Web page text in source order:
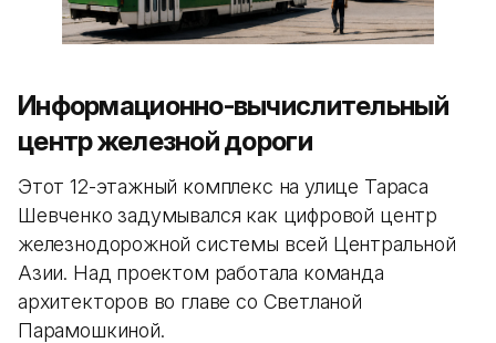
Информационно-вычислительный
центр железной дороги
Этот 12-этажный комплекс на улице Тараса
Шевченко задумывался как цифровой центр
железнодорожной системы всей Центральной
Азии. Над проектом работала команда
архитекторов во главе со Светланой
Парамошкиной.